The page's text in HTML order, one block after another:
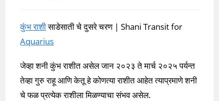
कुंभ राशीसाडेसाती चे दुसरे चरण | Shani Transit for
Aquarius
जेव्हा शनी कुंभ राशीत असेल जान २०२३ ते मार्च २०२५ पर्यन्त
तेव्हा गुरु राहू आणि केतू हे कोणत्या राशीत आहेत त्याप्रमाणे शनी
चे फळ प्रत्येक राशीला मिळण्याचा संभव असेल.